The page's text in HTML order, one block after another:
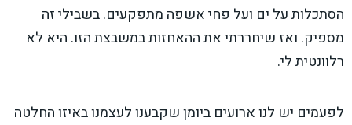
הסתכלות על ים ועל פחי אשפה מתפקעים. בשבילי זה
מספיק. ואז שיחררתי את ההאחזות במשבצת הזו. היא לא
רלוונטית לי.
לפעמים יש לנו ארועים ביומן שקבענו לעצמנו באיזו החלטה